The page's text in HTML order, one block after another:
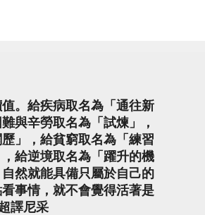
。給疾病取名為「通往新
與辛勞取名為「試煉」，
」，給貧窮取名為「練習
給逆境取名為「躍升的機
然就能具備只屬於自己的
事情，就不會覺得活著是
譯尼采